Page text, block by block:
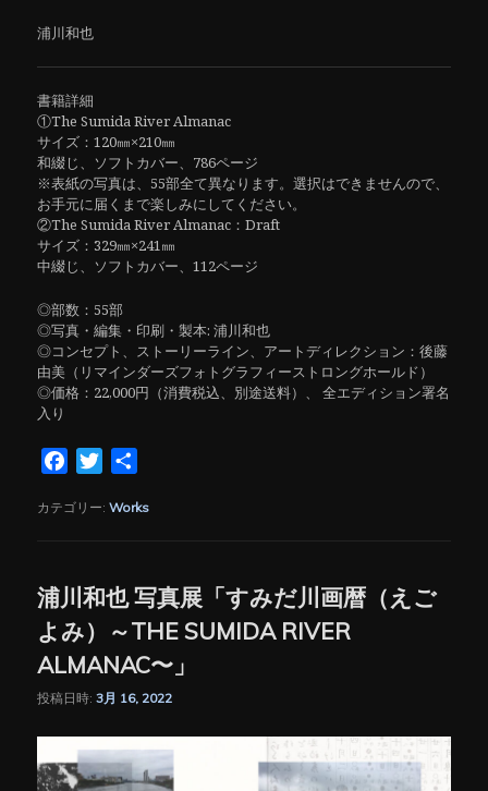
浦川和也
書籍詳細
①The Sumida River Almanac
サイズ：120㎜×210㎜
和綴じ、ソフトカバー、786ページ
※表紙の写真は、55部全て異なります。選択はできませんので、
お手元に届くまで楽しみにしてください。
②The Sumida River Almanac：Draft
サイズ：329㎜×241㎜
中綴じ、ソフトカバー、112ページ
◎部数：55部
◎写真・編集・印刷・製本: 浦川和也
◎コンセプト、ストーリーライン、アートディレクション：後藤
由美（リマインダーズフォトグラフィーストロングホールド）
◎価格：22,000円（消費税込、別途送料）、 全エディション署名
入り
FacebookTwitter
カテゴリー: Works
浦川和也 写真展「すみだ川画暦（えご
よみ）～THE SUMIDA RIVER
ALMANAC〜」
投稿日時:3月 16, 2022